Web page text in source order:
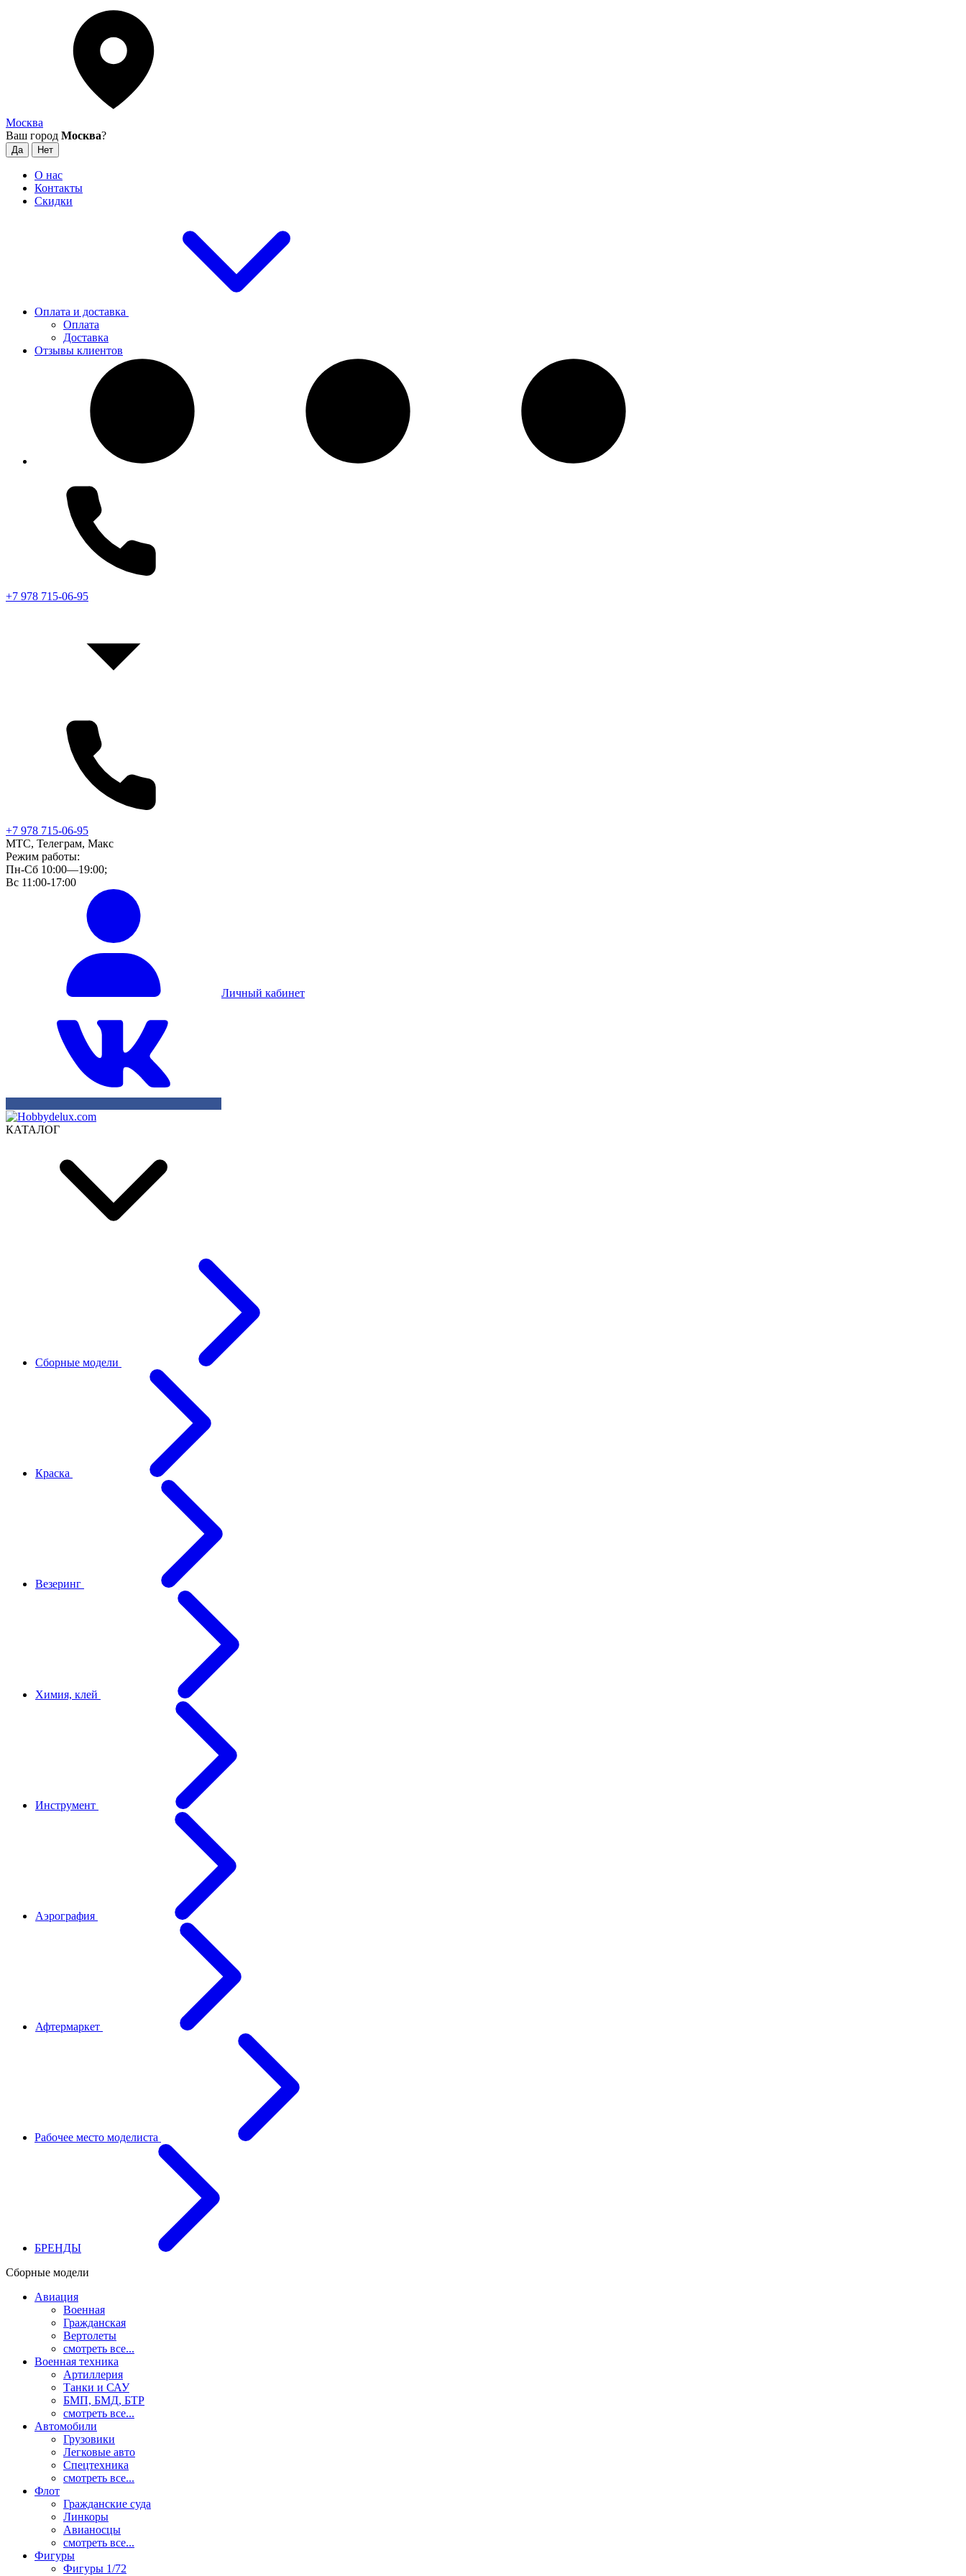
Москва
Ваш город Москва?
О нас
Контакты
Скидки
Оплата и доставка
Оплата
Доставка
Отзывы клиентов
+7 978 715-06-95
+7 978 715-06-95
МТС, Телеграм, Макс
Режим работы:
Пн-Сб 10:00—19:00;
Вс 11:00-17:00
Личный кабинет
КАТАЛОГ
Сборные модели
Краска
Везеринг
Химия, клей
Инструмент
Аэрография
Афтермаркет
Рабочее место моделиста
БРЕНДЫ
Сборные модели
Авиация
Военная
Гражданская
Вертолеты
смотреть все...
Военная техника
Артиллерия
Танки и САУ
БМП, БМД, БТР
смотреть все...
Автомобили
Грузовики
Легковые авто
Спецтехника
смотреть все...
Флот
Гражданские суда
Линкоры
Авианосцы
смотреть все...
Фигуры
Фигуры 1/72